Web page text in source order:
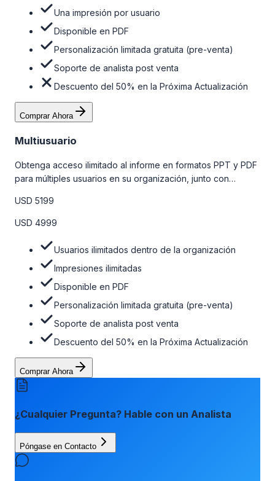
Una impresión por usuario
Disponible en PDF
Personalización limitada gratuita (pre-venta)
Soporte de analista post venta
Descuento del 50% en la Próxima Actualización
Comprar Ahora
Multiusuario
Obtenga acceso ilimitado al informe en formatos PPT y PDF
para múltiples usuarios en su organización, junto con
venta, el soporte post-venta de nuestros analistas y una
opción de actualización gratuita del informe dentro de 180
la tabla de precios a continuación.
USD 5199
USD 4999
Usuarios ilimitados dentro de la organización
Impresiones ilimitadas
Disponible en PDF
Personalización limitada gratuita (pre-venta)
Soporte de analista post venta
Descuento del 50% en la Próxima Actualización
Comprar Ahora
¿Cualquier Pregunta? Hable con un Analista
Póngase en Contacto